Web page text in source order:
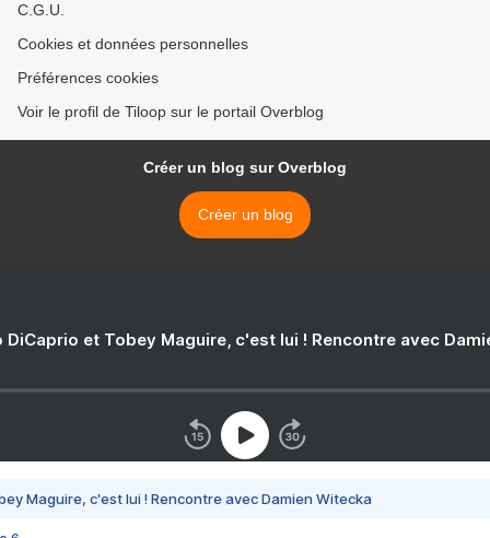
C.G.U.
Cookies et données personnelles
Préférences cookies
Voir le profil de Tiloop sur le portail Overblog
Créer un blog sur Overblog
Créer un blog
DiCaprio et Tobey Maguire, c'est lui ! Rencontre avec
Maguire, c'est lui ! Rencontre avec Damien Witecka